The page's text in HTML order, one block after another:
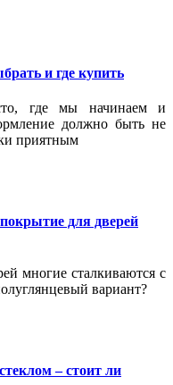
и где купить
где мы начинаем и
должно быть не
приятным
для дверей
многие сталкиваются с
вариант?
– стоит ли